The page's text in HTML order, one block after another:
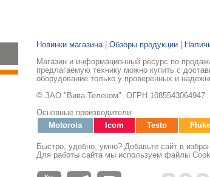
Новинки магазина| Обзоры продукции
Магазин и информационный ресурс по
предлагаемую технику можно купить с
оборудование только у проверенных и
© ЗАО "Вива-Телеком". ОГРН 1085543064947.
Основные производители:
Motorola
Icom Testo Fluke
Быстро, удобно, умно? Добавьте сайт в
Для работы сайта мы используем файлы